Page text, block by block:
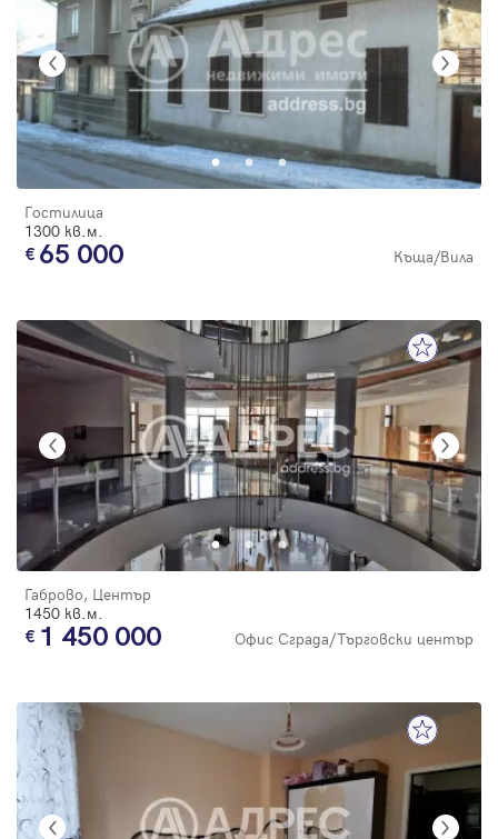
Гостилица
1300 кв.м.
65 000 Къща/Вила
Габрово, Център
1450 кв.м.
1 450 000 Офис Сграда/Търговски център